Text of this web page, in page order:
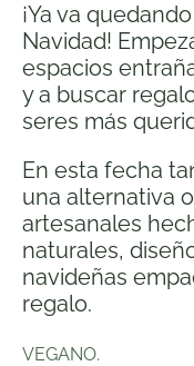
¡Ya va
Navidad!
espacios
y a buscar
seres más
En esta fecha
una alternativa
artesanales
naturales,
navideñas
regalo.
VEGANO.